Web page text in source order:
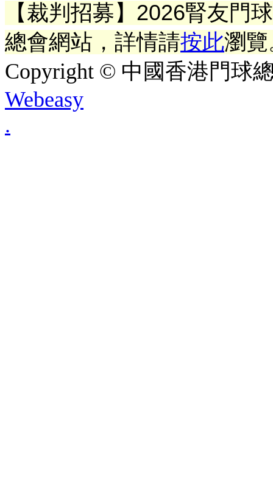
【裁判招募】2026腎友門
總會網站 ， 詳情請按此瀏覽
Copyright © 中國香港門球
Webeasy
.